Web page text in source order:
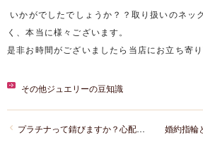
いかがでしたでしょうか？？取り扱いのネッ
く、本当に様々ございます。
是非お時間がございましたら当店にお立ち寄
その他ジュエリーの豆知識
プラチナって錆びますか？心配です。